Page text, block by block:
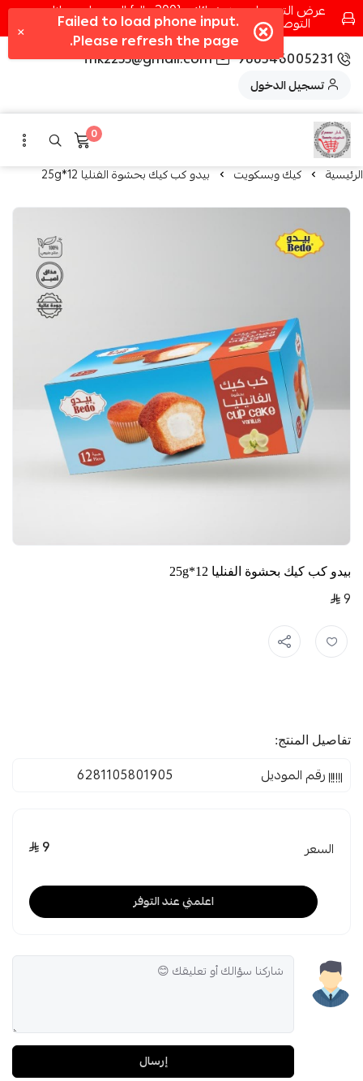
عرض التوصيل عند شرائك بـ{200ريال} التوصيل مجانا
التوصيل في مكه فقط كل اسبوع اصناف جديدة
966546005231
fhk2255@gmail.com
تسجيل الدخول
0
الرئيسية كيك وبسكويت بيدو كب كيك بحشوة الفنليا 12*25g
بيدو كب كيك بحشوة الفنليا 12*25g
9
تفاصيل المنتج:
رقم الموديل 6281105801905
السعر 9
اعلمني عند التوفر
إرسال